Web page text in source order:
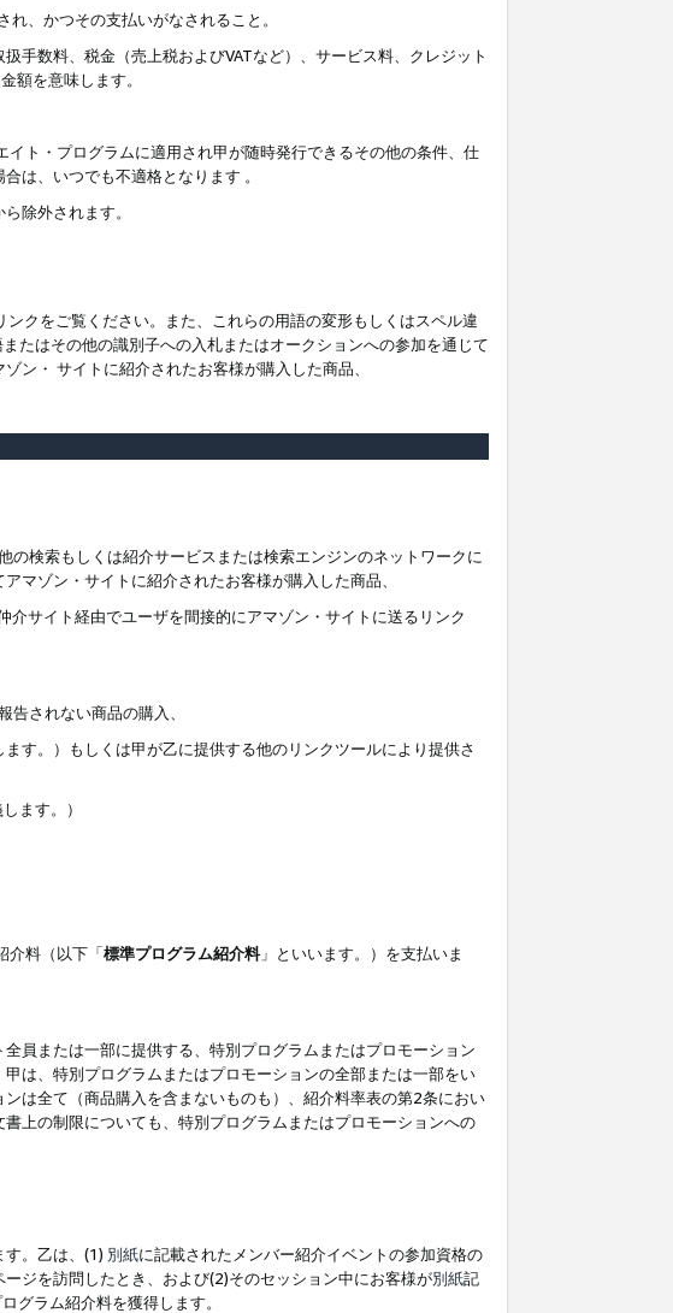
、かつその支払いがなされること。
手数料、税金（売上税およびVATなど）、サービス料、クレジット
額を意味します。
ト・プログラムに適用され甲が随時発行できるその他の条件、仕
は、いつでも不適格となります 。
除外されます。
クをご覧ください。また、これらの用語の変形もしくはスペル違
たはその他の識別子への入札またはオークションへの参加を通じて
ン・ サイトに紹介されたお客様が購入した商品、
検索もしくは紹介サービスまたは検索エンジンのネットワークに
マゾン・サイトに紹介されたお客様が購入した商品、
サイト経由でユーザを間接的にアマゾン・サイトに送るリンク
されない商品の購入、
す。）もしくは甲が乙に提供する他のリンクツールにより提供さ
ます。）
介料（以下「標準プログラム紹介料」といいます。）を支払いま
員または一部に提供する、特別プログラムまたはプロモーション
は、特別プログラムまたはプロモーションの全部または一部をい
は全て（商品購入を含まないものも）、紹介料率表の第2条におい
上の制限についても、特別プログラムまたはプロモーションへの
す。乙は、(1) 別紙に記載されたメンバー紹介イベントの参加資格の
ジを訪問したとき、および(2)そのセッション中にお客様が別紙記
グラム紹介料を獲得します。